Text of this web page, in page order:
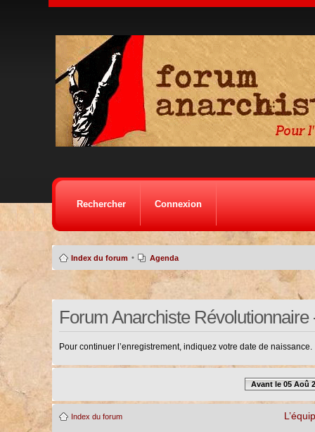
Rechercher Connexion
Index du forum • Agenda
Forum Anarchiste
Pour continuer l’enregistrement, indiquez votre date de naissance.
Avant le 05 Aoû
Index du forum